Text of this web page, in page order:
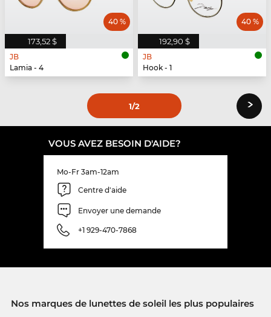
173,52 $
40 %
JB
Lamia - 4
192,90 $
40 %
JB
Hook - 1
1/2 ›
VOUS AVEZ BESOIN D'AIDE?
Mo-Fr 3am-12am
Centre d'aide
Envoyer une demande
+1 929-470-7868
Nos marques de lunettes de soleil les plus populaires